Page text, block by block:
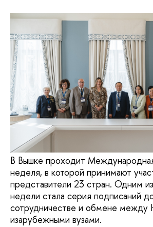
В Вышке проходит
неделя, в которой принимают
представители 23 стран. Одним
недели стала серия подписаний
сотрудничестве и обмене
изарубежными вузами.